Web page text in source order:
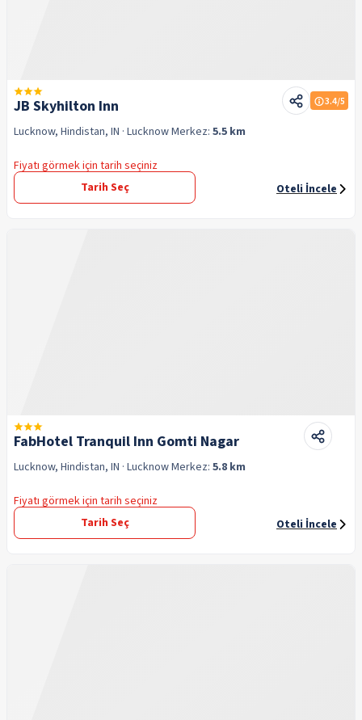
JB Skyhilton Inn 3.4/5
Lucknow, Hindistan, IN · LucknowMerkez: 5.5 km
Fiyatı görmek için tarih seçiniz
Tarih Seç
Oteli İncele
FabHotel Tranquil Inn Gomti Nagar
Lucknow, Hindistan, IN · LucknowMerkez: 5.8 km
Fiyatı görmek için tarih seçiniz
Tarih Seç
Oteli İncele